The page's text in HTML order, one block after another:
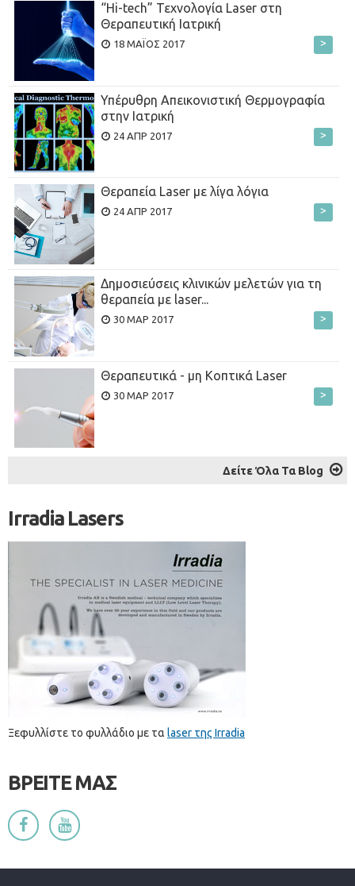
“Hi-tech” Τεχνολογία Laser στη
Θεραπευτική Ιατρική
18 ΜΆΙΟΣ 2017 >
Υπέρυθρη Απεικονιστική Θερμογραφία
στην Ιατρική
24 ΑΠΡ 2017 >
Θεραπεία Laser με λίγα λόγια
24 ΑΠΡ 2017 >
Δημοσιεύσεις κλινικών μελετών για τη
θεραπεία με laser...
30 ΜΑΡ 2017 >
Θεραπευτικά - μη Κοπτικά Laser
30 ΜΑΡ 2017 >
Δείτε Όλα Τα Blog
Irradia Lasers
Ξεφυλλίστε το φυλλάδιο με τα laser της Irradia
ΒΡΕΙΤΕ ΜΑΣ